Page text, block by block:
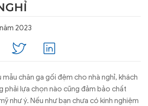
2023
chăn ga gối đệm cho nhà nghỉ, khách
phải lựa chọn nào cũng đảm bảo chất
như ý. Nếu như bạn chưa có kinh nghiệm